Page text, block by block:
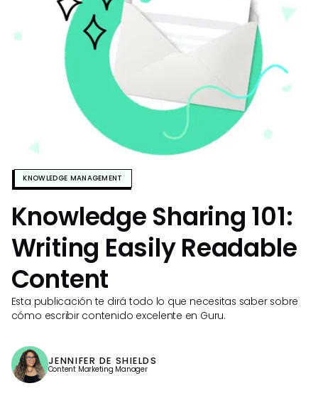
KNOWLEDGE MANAGEMENT
Knowledge Sharing 101:
Writing Easily Readable
Content
Esta publicación te dirá todo lo que necesitas saber sobre
cómo escribir contenido excelente en Guru.
JENNIFER DE SHIELDS
Content Marketing Manager